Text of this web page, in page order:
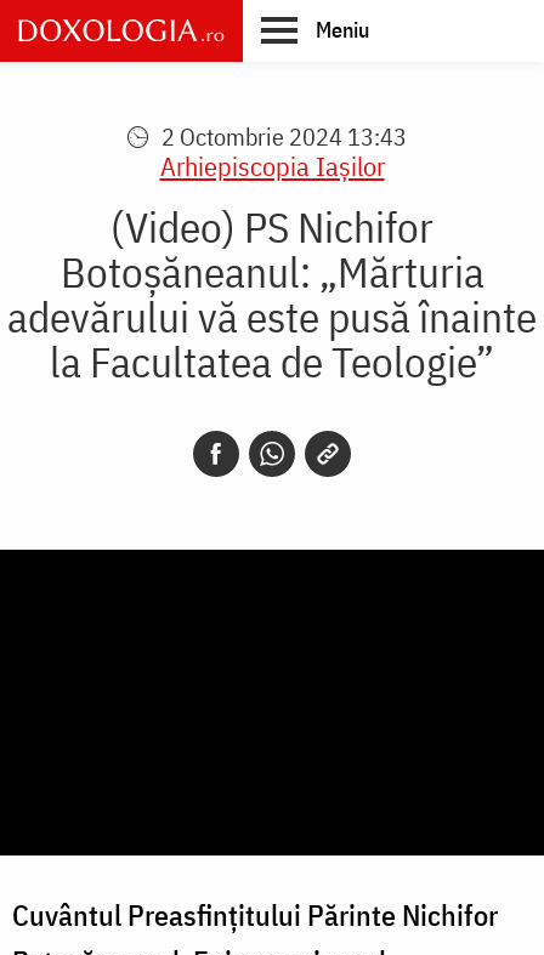
Skip
to
main
Meniu
2 Octombrie 2024 13:43
Arhiepiscopia Iaşilor
(Video) PS Nichifor
Botoșăneanul: „Mărturia
adevărului vă este pusă înainte
la Facultatea de Teologie”
Cuvântul Preasfințitului Părinte Nichifor